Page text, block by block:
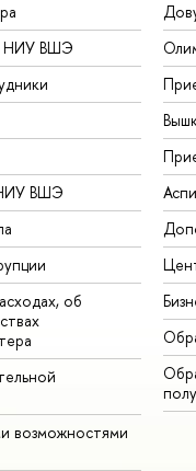
НИУ ВШЭ
ВШЭ
об
возможностями